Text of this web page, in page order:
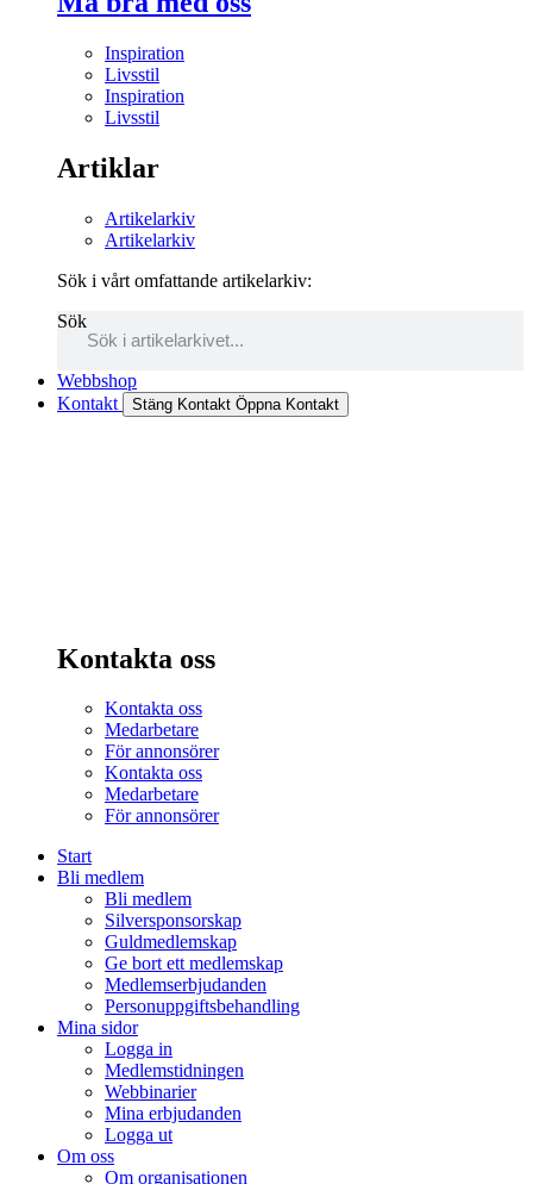
Inspiration
Livsstil
Inspiration
Livsstil
Artiklar
Artikelarkiv
Artikelarkiv
Sök i vårt omfattande artikelarkiv:
Sök
Webbshop
Kontakt
Stäng Kontakt Öppna Kontakt
Kontakta oss
Kontakta oss
Medarbetare
För annonsörer
Kontakta oss
Medarbetare
För annonsörer
Start
Bli medlem
Bli medlem
Silversponsorskap
Guldmedlemskap
Ge bort ett medlemskap
Medlemserbjudanden
Personuppgiftsbehandling
Mina sidor
Logga in
Medlemstidningen
Webbinarier
Mina erbjudanden
Logga ut
Om oss
Om organisationen